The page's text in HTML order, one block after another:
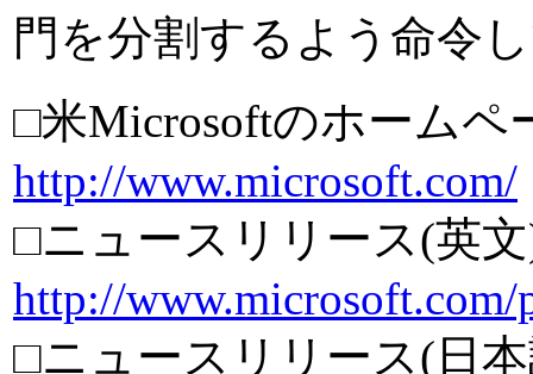
門を分割するよう命令
□米Microsoftのホームペ
http://www.microsoft.com/
□ニュースリリース(英
http://www.microsoft.com/
□ニュースリリース(日